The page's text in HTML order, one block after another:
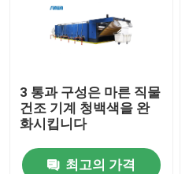
3 통과 구성은 마른 직물
건조 기계 청백색을 완
화시킵니다
최고의 가격